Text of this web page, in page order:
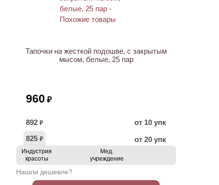
Тапочки на жесткой подошве, с закрытым
мысом, белые, 25 пар
960 ₽
892 ₽
от 10 упк
825 ₽ от 20 упк
Индустрия
красоты
Мед.
учреждение
Нашли дешевле?